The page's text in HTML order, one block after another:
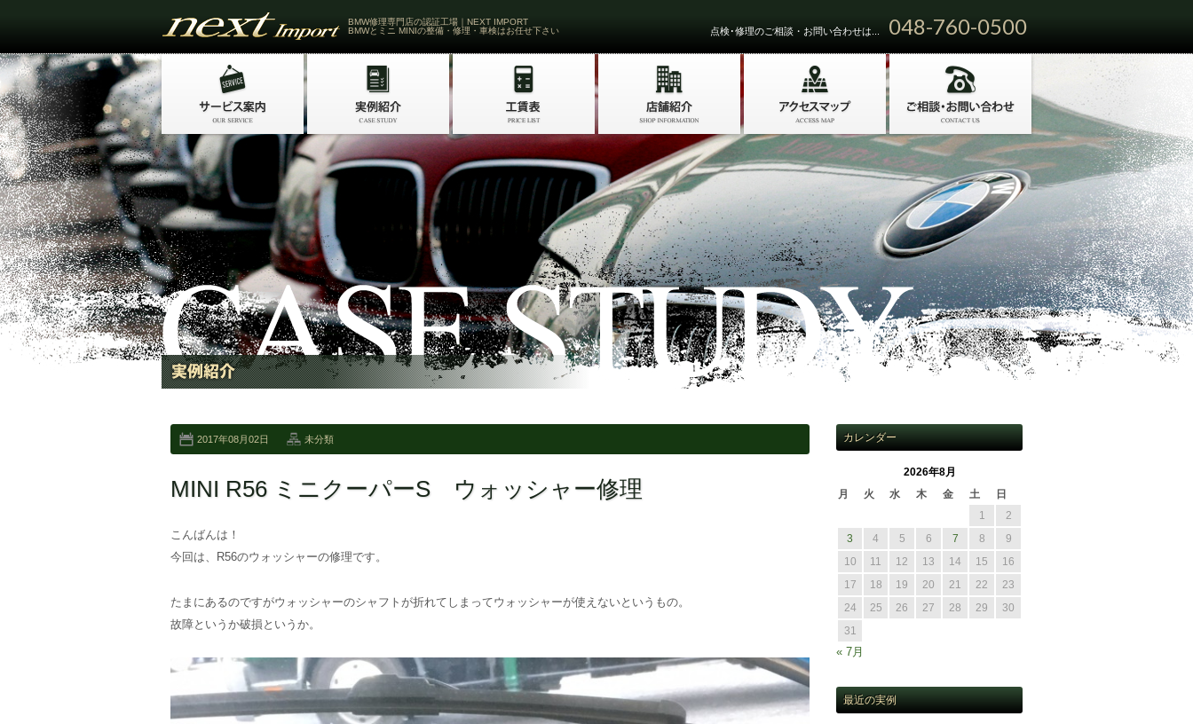
BMW修理専門店の認証工場｜NEXT IMPORT
BMWとミニ MINIの整備・修理・車検はお任せ下さい
点検･修理のご相談・お問い合わせは... 048-760-0500
2017年08月02日 未分類
MINI R56 ミニクーパーS ウォッシャー修理
こんばんは！
今回は、R56のウォッシャーの修理です。
たまにあるのですがウォッシャーのシャフトが折れてしまってウォッシャーが使えないというもの。
故障というか破損というか。
カレンダー
2026年8月
月
火 水 木 金 土
日
1
2
3
4 5 6 7 8
9
10
11 12 13 14 15
16
17
18 19 20 21 22
23
24
25 26 27 28 29
30
31
« 7月
最近の実例